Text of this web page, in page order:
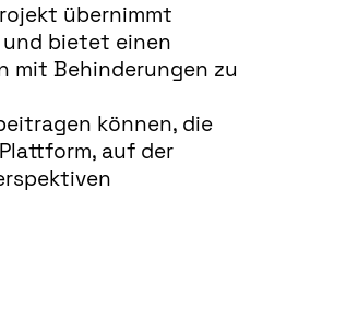
übernimmt
bietet einen
mit Behinderungen zu
können, die
auf der